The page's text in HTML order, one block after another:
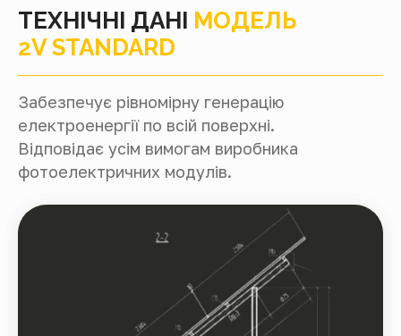
ТЕХНІЧНІ ДАНІ МОДЕЛЬ
2V STANDARD
Забезпечує рівномірну генерацію
електроенергії по всій поверхні.
Відповідає усім вимогам виробника
фотоелектричних модулів.